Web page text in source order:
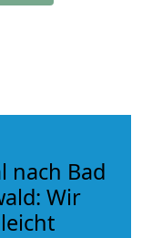
nach Bad
Wir